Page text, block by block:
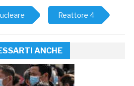
Reattore 4
ANCHE